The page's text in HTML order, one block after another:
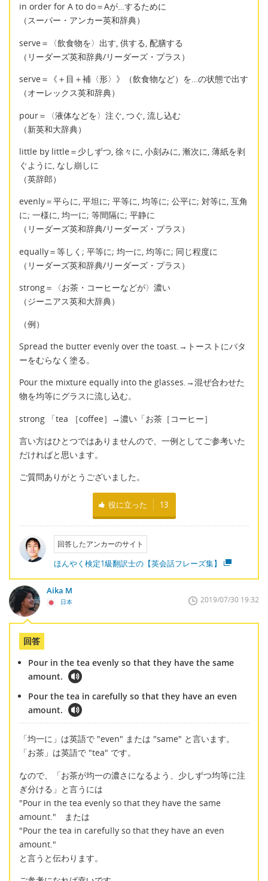
in order for A to do＝Aが…するために
（スーパー・アンカー英和辞典）
serve＝〈飲食物を〉出す, 供する, 配膳する
（リーダーズ英和辞典/リーダーズ・プラス）
serve＝《＋目＋補〈形〉》（飲食物など）を…の状態で出す
（オーレックス英和辞典）
pour＝〈液体などを〉注ぐ, つぐ, 流し込む
（新英和大辞典）
little by little＝少しずつ, 徐々に, 小刻みに, 漸次に, 薄紙を剥
ぐように, なし崩しに
（英辞郎）
evenly＝平らに, 平坦に; 平等に, 均等に; 公平に; 対等に, 互角
に; 一様に, 均一に; 等間隔に; 平静に
（リーダーズ英和辞典/リーダーズ・プラス）
equally＝等しく; 平等に; 均一に, 均等に; 同じ程度に
（リーダーズ英和辞典/リーダーズ・プラス）
strong＝〈お茶・コーヒーなどが〉濃い
（ジーニアス英和大辞典）
（例）
Spread the butter evenly over the toast.→トーストにバタ
ーをむらなく塗る。
Pour the mixture equally into the glasses.→混ぜ合わせた
物を均等にグラスに流し込む。
strong 「tea ［coffee］→濃い「お茶［コーヒー］
言い方はひとつではありませんので、一例としてご参考いた
だければと思います。
ご質問ありがとうございました。
役に立った 13
回答したアンカーのサイト
ほんやく検定1級翻訳士の【英会話フレーズ集】
Aika M
日本 2019/07/30 19:32
回答
Pour in the tea evenly so that they have the same
amount.
Pour the tea in carefully so that they have an even
amount.
「均一に」は英語で "even" または "same" と言います。
「お茶」は英語で "tea" です。
なので、「お茶が均一の濃さになるよう、少しずつ均等に注
ぎ分ける」と言うには
"Pour in the tea evenly so that they have the same
amount." または
"Pour the tea in carefully so that they have an even
amount."
と言うと伝わります。